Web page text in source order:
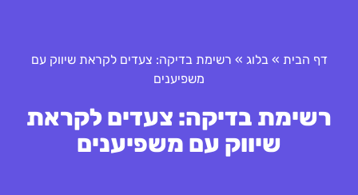
דף הבית » בלוג » רשימת בדיקה: צעדים לקראת שיווק עם
משפיענים
רשימת בדיקה: צעדים לקראת
שיווק עם משפיענים